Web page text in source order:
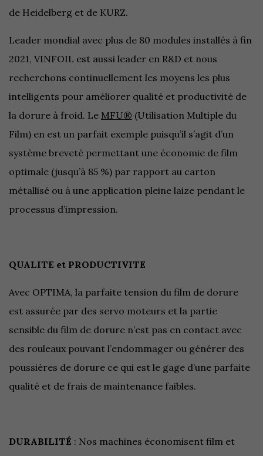
de Heidelberg et de KURZ.
Leader mondial avec plus de 80 modules installés à fin
2021, VINFOIL est aussi leader en R&D et nous
recherchons continuellement les moyens les plus
intelligents pour améliorer qualité et productivité de
la dorure à froid. Le MFU® (Utilisation Multiple du
Film) en est un parfait exemple puisqu’il s’agit d’un
système breveté permettant une économie de film
optimale (jusqu’à 85 %) par rapport au carton
métallisé ou à une application pleine laize pendant le
processus d’impression.
QUALITE et PRODUCTIVITE
Avec OPTIMA, la parfaite tension du film de dorure
est assurée par des servo moteurs et la partie
sensible du film de dorure n’est pas en contact avec
des rouleaux pouvant l’endommager ou générer des
poussières de dorure ce qui est le gage d’une parfaite
qualité et de frais de maintenance faibles.
DURABILITÉ : Nos machines économisent film et